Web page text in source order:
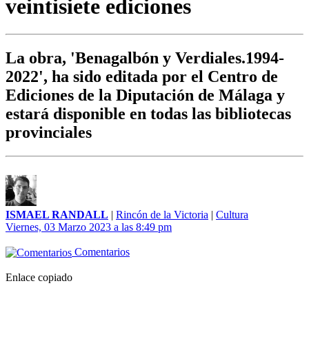
veintisiete ediciones
La obra, 'Benagalbón y Verdiales.1994-
2022', ha sido editada por el Centro de
Ediciones de la Diputación de Málaga y
estará disponible en todas las bibliotecas
provinciales
ISMAEL RANDALL | Rincón de la Victoria | Cultura
Viernes, 03 Marzo 2023 a las 8:49 pm
Comentarios
Enlace copiado